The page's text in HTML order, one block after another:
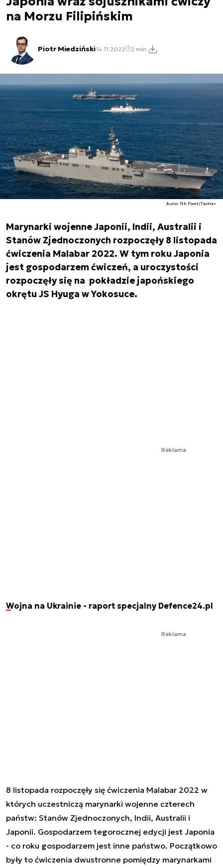
na Morzu Filipińskim
Piotr Miedziński14.11.2022 2 min.
Autor. 7th Fleet/Twitter
Marynarki wojenne Japonii, Indii, Australii i
Stanów Zjednoczonych rozpoczęły 8 listopada
ćwiczenia Malabar 2022. W tym roku Japonia
jest gospodarzem ćwiczeń, a uroczystości
rozpoczęły się na pokładzie japońskiego
okrętu JS Hyuga w Yokosuce.
Reklama
Wojna na Ukrainie - raport specjalny Defence24.pl
Reklama
8 listopada rozpoczęły się ćwiczenia Malabar 2022 w
których uczestniczą marynarki wojenne czterech
państw: Stanów Zjednoczonych, Indii, Australii i
Japonii. Gospodarzem tegorocznej edycji jest Japonia
- co roku gospodarzem jest inne państwo. Początkowo
były to ćwiczenia dwustronne pomiędzy marynarkami